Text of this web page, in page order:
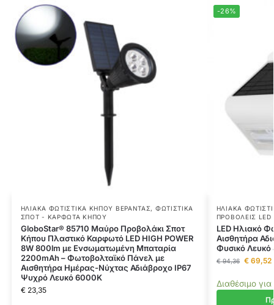
ΗΛΙΑΚΆ ΦΩΤΙΣΤΙΚΆ ΚΉΠΟΥ ΒΕΡΆΝΤΑΣ, ΦΩΤΙΣΤΙΚΆ
ΣΠΟΤ - ΚΑΡΦΩΤΆ ΚΉΠΟΥ
GloboStar® 85710 Μαύρο Προβολάκι Σποτ
Κήπου Πλαστικό Καρφωτό LED HIGH POWER
8W 800lm με Ενσωματωμένη Μπαταρία
2200mAh – Φωτοβολταϊκό Πάνελ με
Αισθητήρα Ημέρας-Νύχτας Αδιάβροχo IP67
Ψυχρό Λευκό 6000K
€23,35
-26%
ΗΛΙΑΚΆ
ΠΡΟΒΟΛΕΊΣ LED
LED Ηλιακό
Αισθητήρα
Φυσικό
€94,36 €69,52
Διαθέσιμο